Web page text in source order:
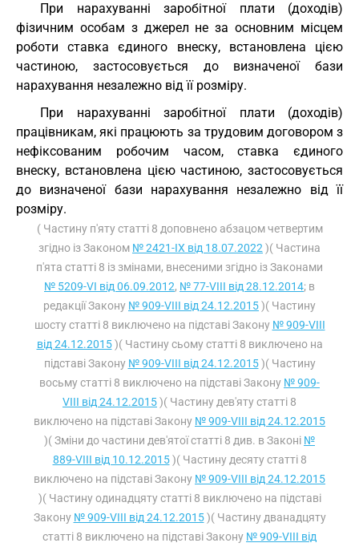
При нарахуванні заробітної плати (доходів)
фізичним особам з джерел не за основним місцем
роботи ставка єдиного внеску, встановлена цією
частиною, застосовується до визначеної бази
нарахування незалежно від її розміру.
При нарахуванні заробітної плати (доходів)
працівникам, які працюють за трудовим договором з
нефіксованим робочим часом, ставка єдиного
внеску, встановлена цією частиною, застосовується
до визначеної бази нарахування незалежно від її
розміру.
( Частину п'яту статті 8 доповнено абзацом четвертим
згідно із Законом № 2421-IX від 18.07.2022 )( Частина
п'ята статті 8 із змінами, внесеними згідно із Законами
№ 5209-VI від 06.09.2012, № 77-VIII від 28.12.2014; в
редакції Закону № 909-VIII від 24.12.2015)( Частину
шосту статті 8 виключено на підставі Закону № 909-VIII
від 24.12.2015)( Частину сьому статті 8 виключено на
підставі Закону № 909-VIII від 24.12.2015)( Частину
восьму статті 8 виключено на підставі Закону № 909-
VIII від 24.12.2015)( Частину дев'яту статті 8
виключено на підставі Закону № 909-VIII від 24.12.2015
)( Зміни до частини дев'ятої статті 8 див. в Законі №
889-VIII від 10.12.2015)( Частину десяту статті 8
виключено на підставі Закону № 909-VIII від 24.12.2015
)( Частину одинадцяту статті 8 виключено на підставі
Закону № 909-VIII від 24.12.2015)( Частину дванадцяту
статті 8 виключено на підставі Закону № 909-VIII від